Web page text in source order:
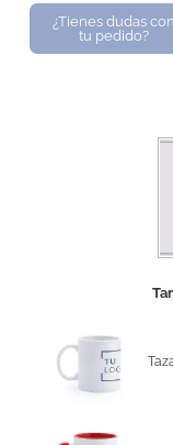
¿Tienes dudas con
tu pedido?